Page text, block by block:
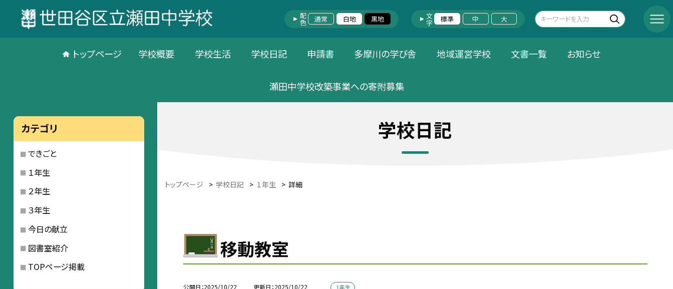
配色 通常 白地 黒地 文字 標準 中 大
トップページ 学校概要 学校生活 学校日記 申請書 多摩川の学び舎 地域運営学校 文書一覧 お知らせ
瀬田中学校改築事業への寄附募集
学校日記
トップページ > 学校日記 > １年生 > 詳細
移動教室
公開日 2025/10/22 更新日 2025/10/22 １年生
カテゴリ
できごと
１年生
２年生
３年生
今日の献立
図書室紹介
TOPページ掲載